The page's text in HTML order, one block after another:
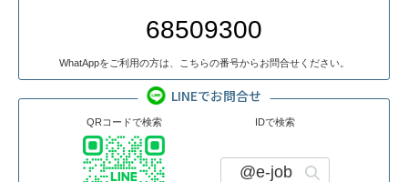
68509300
WhatAppをご利用の方は、こちらの番号からお問合せください。
LINEでお問合せ
QRコードで検索 IDで検索
@e-job